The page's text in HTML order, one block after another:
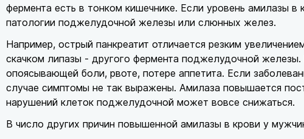
фермента есть в тонком кишечнике. Если уровень амилазы
патологии поджелудочной железы или слюнных желез.
Например, острый панкреатит отличается резким
скачком липазы - другого фермента поджелудочной
опоясывающей боли, рвоте, потере аппетита. Если
случае симптомы не так выражены. Амилаза повышается
нарушений клеток поджелудочной может вовсе снижаться.
В число других причин повышенной амилазы в крови у